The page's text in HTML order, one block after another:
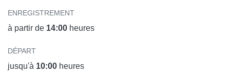
ENREGISTREMENT
à partir de 14:00 heures
DÉPART
jusqu'à 10:00 heures